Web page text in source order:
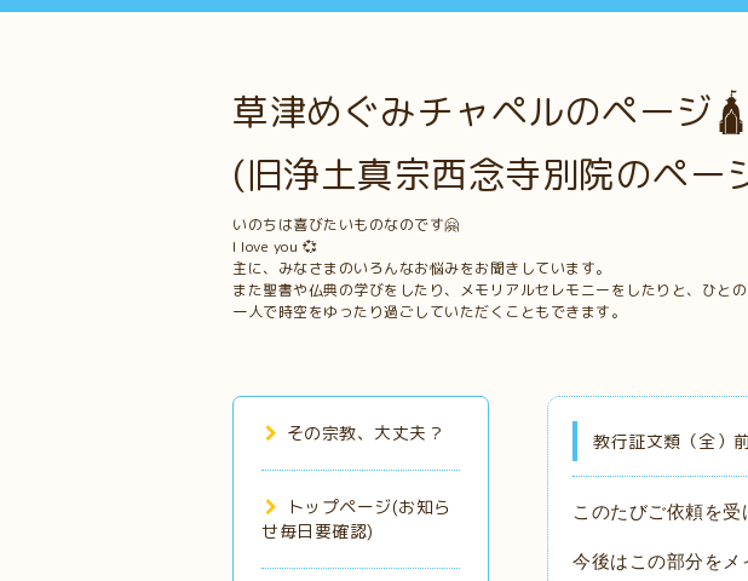
草津めぐみチャペルのページ
(旧浄土真宗西念寺別院のペー
いのちは喜びたいものなのです🤗
I love you 💞
主に、みなさまのいろんなお悩みをお聞きしています。
また聖書や仏典の学びをしたり、メモリアルセレモニーをしたりと、ひと
一人で時空をゆったり過ごしていただくこともできます。
教行証文類（全）
このたびご依頼を受
今後はこの部分をメ
その宗教、大丈夫？
トップページ(お知ら
せ毎日要確認)